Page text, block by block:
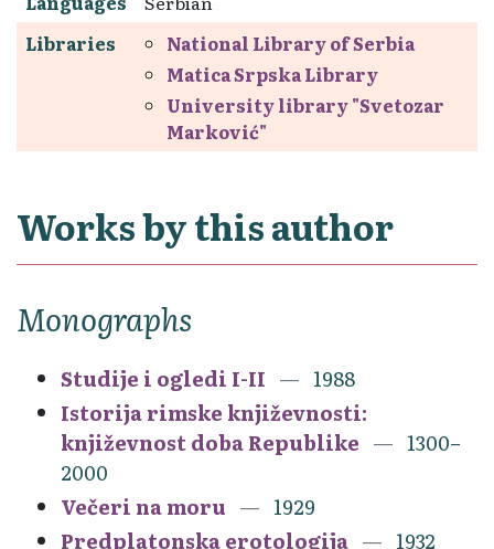
Libraries
National Library of Serbia
Matica Srpska Library
University library "Svetozar
Marković"
Works by this author
Monographs
Studije i ogledi I-II
1988
Istorija rimske književnosti:
književnost doba Republike
1300–
2000
Večeri na moru
1929
Predplatonska erotologija
1932